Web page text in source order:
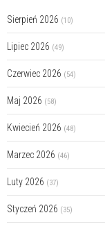
Sierpień 2026 (10)
Lipiec 2026 (49)
Czerwiec 2026 (54)
Maj 2026 (58)
Kwiecień 2026 (48)
Marzec 2026 (46)
Luty 2026 (37)
Styczeń 2026 (35)